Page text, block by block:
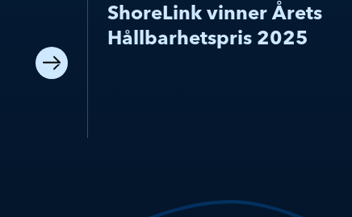
ShoreLink vinner Årets
Hållbarhetspris 2025